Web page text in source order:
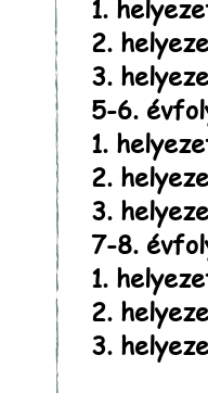
1.
2.
3.
5-6.
1.
2.
3.
7-8.
1.
2.
3.